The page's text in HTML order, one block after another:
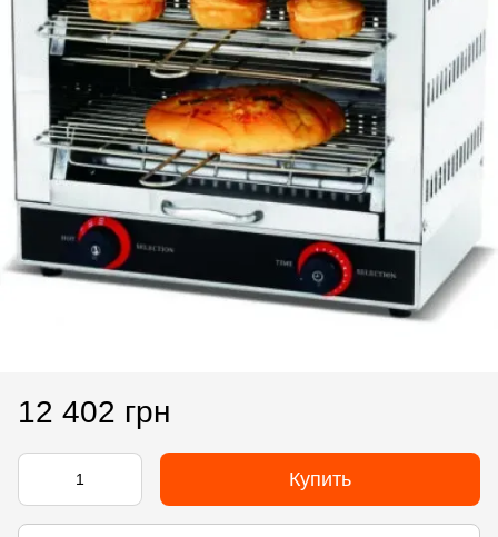
12 402 грн
Купить